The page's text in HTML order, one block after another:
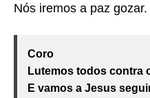
Nós iremos a paz gozar.
Coro
Lutemos todos contra
E vamos a Jesus